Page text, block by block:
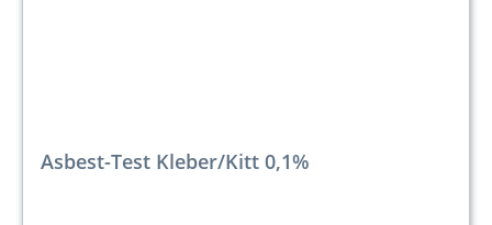
Asbest-Test Kleber/Kitt 0,1%